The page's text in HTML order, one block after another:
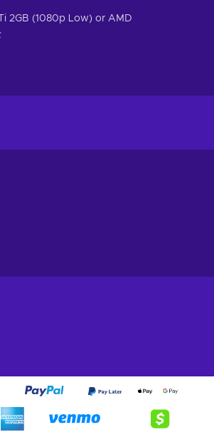
the game, and that’s why this game
many neat features! Prepare to
incorporates large sea vessels,
warfare;
experiment with simulations of real-
in a virtual world;
price.
2GB (1080p Low) or AMD